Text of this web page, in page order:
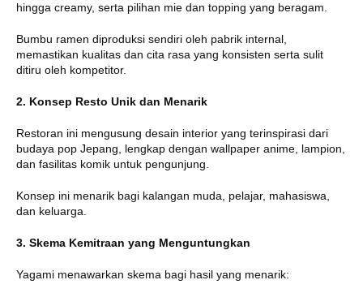
hingga creamy, serta pilihan mie dan topping yang beragam.
Bumbu ramen diproduksi sendiri oleh pabrik internal,
memastikan kualitas dan cita rasa yang konsisten serta sulit
ditiru oleh kompetitor.
2. Konsep Resto Unik dan Menarik
Restoran ini mengusung desain interior yang terinspirasi dari
budaya pop Jepang, lengkap dengan wallpaper anime, lampion,
dan fasilitas komik untuk pengunjung.
Konsep ini menarik bagi kalangan muda, pelajar, mahasiswa,
dan keluarga.
3. Skema Kemitraan yang Menguntungkan
Yagami menawarkan skema bagi hasil yang menarik: